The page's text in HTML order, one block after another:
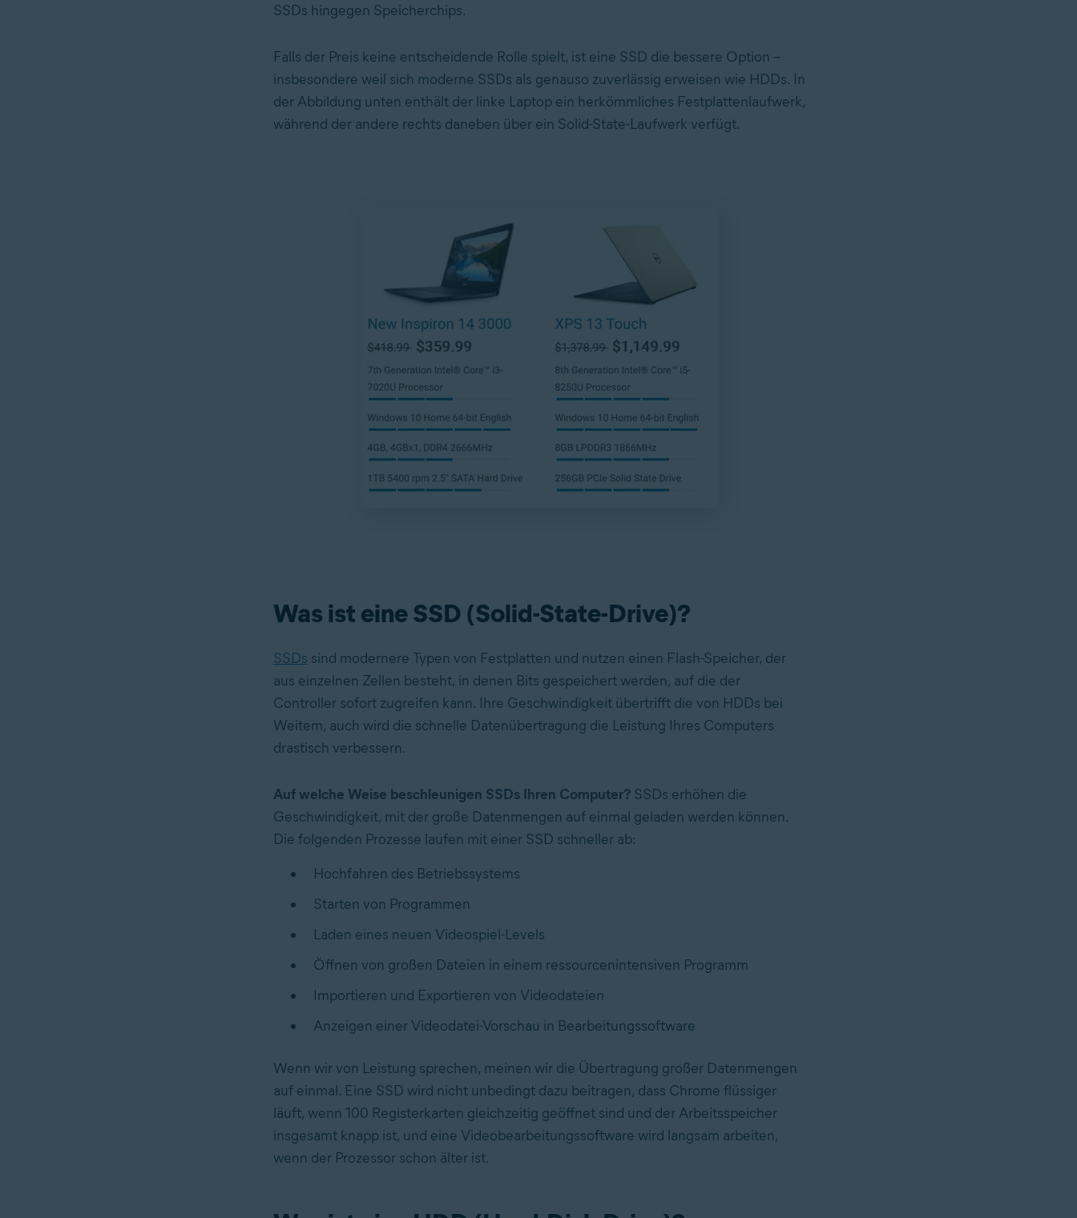
SSDs hingegen Speicherchips.
Falls der Preis keine entscheidende Rolle spielt, ist eine SSD die bessere Option –
insbesondere weil sich moderne SSDs als genauso zuverlässig erweisen wie HDDs. In
der Abbildung unten enthält der linke Laptop ein herkömmliches Festplattenlaufwerk,
während der andere rechts daneben über ein Solid-State-Laufwerk verfügt.
Was ist eine SSD (Solid-State-Drive)?
SSDs sind modernere Typen von Festplatten und nutzen einen Flash-Speicher, der
aus einzelnen Zellen besteht, in denen Bits gespeichert werden, auf die der
Controller sofort zugreifen kann. Ihre Geschwindigkeit übertrifft die von HDDs bei
Weitem, auch wird die schnelle Datenübertragung die Leistung Ihres Computers
drastisch verbessern.
Auf welche Weise beschleunigen SSDs Ihren Computer?SSDs erhöhen die
Geschwindigkeit, mit der große Datenmengen auf einmal geladen werden können.
Die folgenden Prozesse laufen mit einer SSD schneller ab:
Hochfahren des Betriebssystems
Starten von Programmen
Laden eines neuen Videospiel-Levels
Öffnen von großen Dateien in einem ressourcenintensiven Programm
Importieren und Exportieren von Videodateien
Anzeigen einer Videodatei-Vorschau in Bearbeitungssoftware
Wenn wir von Leistung sprechen, meinen wir die Übertragung großer Datenmengen
auf einmal. Eine SSD wird nicht unbedingt dazu beitragen, dass Chrome flüssiger
läuft, wenn 100 Registerkarten gleichzeitig geöffnet sind und der Arbeitsspeicher
insgesamt knapp ist, und eine Videobearbeitungssoftware wird langsam arbeiten,
wenn der Prozessor schon älter ist.